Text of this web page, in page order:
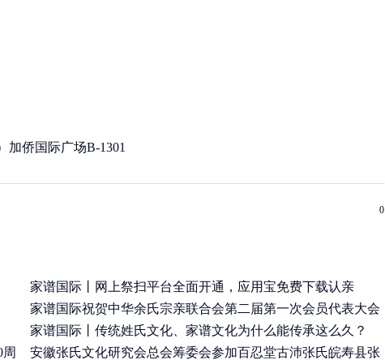
加侨国际广场B-1301
0
家谱国际丨网上祭扫平台全面开通，应用宝免费下载认亲
APP
(2020/3/25)
家谱国际祝贺中华余氏宗亲联合会第二届第一次会员代表大会
圆满举
(2019/7/19)
家谱国际丨传统姓氏文化、家谱文化为什么能传承这么久？
(2019/6/21)
安徽张氏文化研究会总会筹委会参加百忍堂古沛张氏皖寿县张